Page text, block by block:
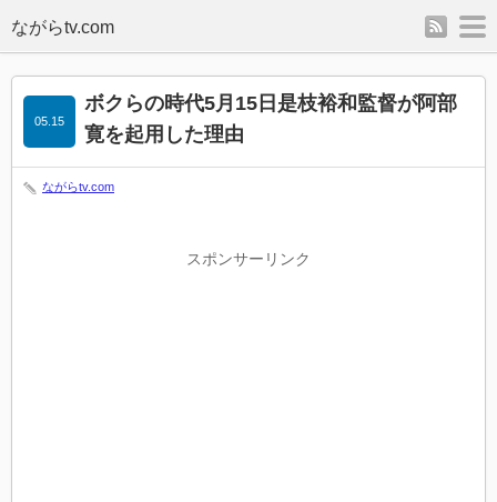
rss
ボクらの時代5月15日是枝裕和監督が阿部
寛を起用した理由
05.15
ながらtv.com
スポンサーリンク